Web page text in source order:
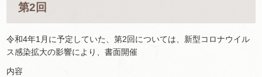
第2回
令和4年1月に予定していた、第2回については、新型コロナウイル
ス感染拡大の影響により、書面開催
内容